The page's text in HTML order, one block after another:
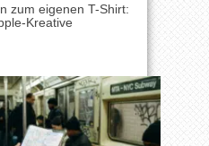
zum eigenen T-Shirt:
Kreative